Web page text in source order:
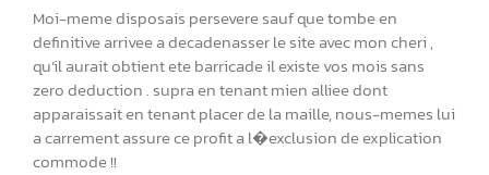
Moi-meme disposais persevere sauf que tombe en
definitive arrivee a decadenasser le site avec mon cheri ,
qu’il aurait obtient ete barricade il existe vos mois sans
zero deduction . supra en tenant mien alliee dont
apparaissait en tenant placer de la maille, nous-memes lui
a carrement assure ce profit a l�exclusion de explication
commode !!